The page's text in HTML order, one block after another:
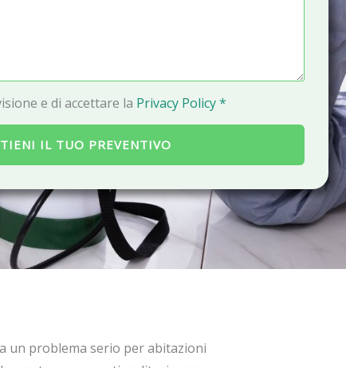
e di accettare la Privacy Policy *
IL TUO PREVENTIVO
un problema serio per abitazioni